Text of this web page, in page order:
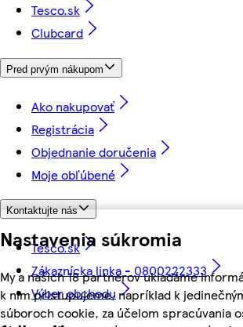
Nastavenia súkromia
My a našich 18 partnerov ukladáme
k nim pristupujeme, napríklad k
súboroch cookie, za účelom spracúvania
Tesco.sk
Clubcard
Pred prvým nákupom
Ako nakupovať
Registrácia
Objednanie doručenia
Moje obľúbené
Kontaktujte nás
Tesco.sk
Zákaznícka linka - 0800222333
Výber obchodu